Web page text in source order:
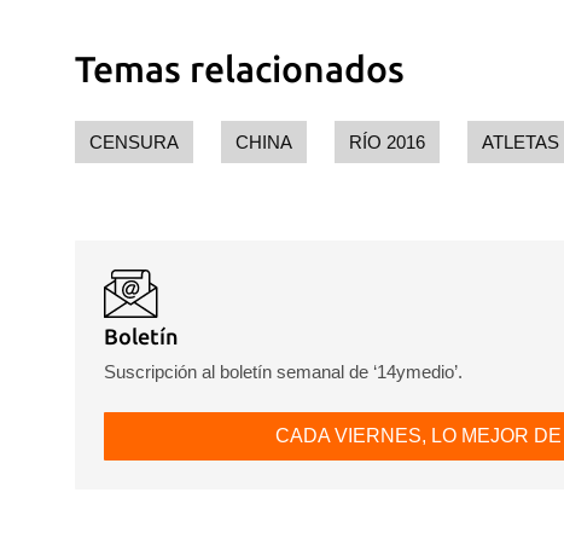
Temas relacionados
CENSURA CHINA RÍO 2016 ATLETAS
Boletín
Suscripción al boletín semanal de ‘14ymedio’.
CADA VIERNES, LO MEJOR